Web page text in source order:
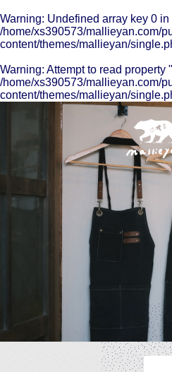
Warning: Undefined array key 0 in
/home/xs390573/mallieyan.com/
content/themes/mallieyan/
Warning: Attempt to read property
/home/xs390573/mallieyan.com/
content/themes/mallieyan/